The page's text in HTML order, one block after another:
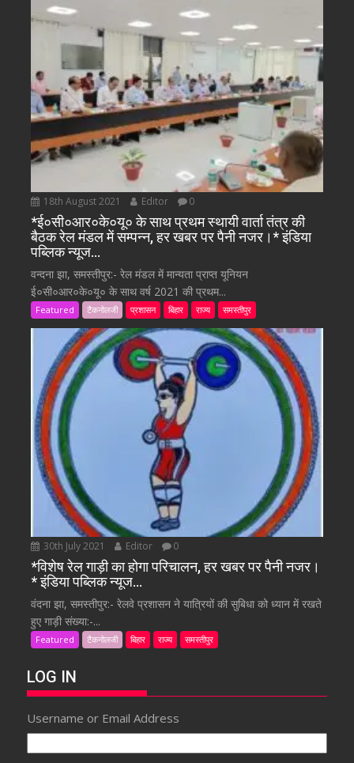
18th August 2021 Editor 0
*ई०सी०आर०के०यू० के साथ प्रथम स्थायी वार्ता तंत्र की
बैठक रेल मंडल में सम्पन्न, हर खबर पर पैनी नजर।* इंडिया
पब्लिक न्यूज…
वन्दना झा, समस्तीपुर:- रेल मंडल में मान्यता प्राप्त यूनियन
ई०सी०आर०के०यू० के साथ वर्ष 2021 की प्रथम...
Featured टैकनोलजी प्रशासन बिहार राज्य समस्तीपुर
30th July 2021 Editor 0
*विशेष रेल गाड़ी का होगा परिचालन, हर खबर पर पैनी नजर।
* इंडिया पब्लिक न्यूज…
वंदना झा, समस्तीपुर:- रेलवे प्रशासन ने यात्रियों की सुबिधा को ध्यान में रखते
हुए गाड़ी संख्या:-...
Featured टैकनोलजी बिहार राज्य समस्तीपुर
LOG IN
Username or Email Address